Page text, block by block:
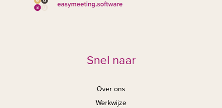
Snel naar
Over ons
Werkwijze